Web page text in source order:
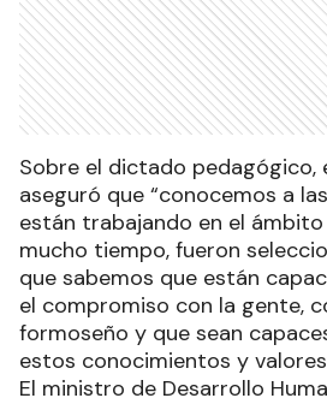
Sobre el dictado pedagógico,
aseguró que “conocemos a
están trabajando en el
mucho tiempo, fueron
que sabemos que están
el compromiso con la gente,
formoseño y que sean
estos conocimientos y
El ministro de Desarrollo